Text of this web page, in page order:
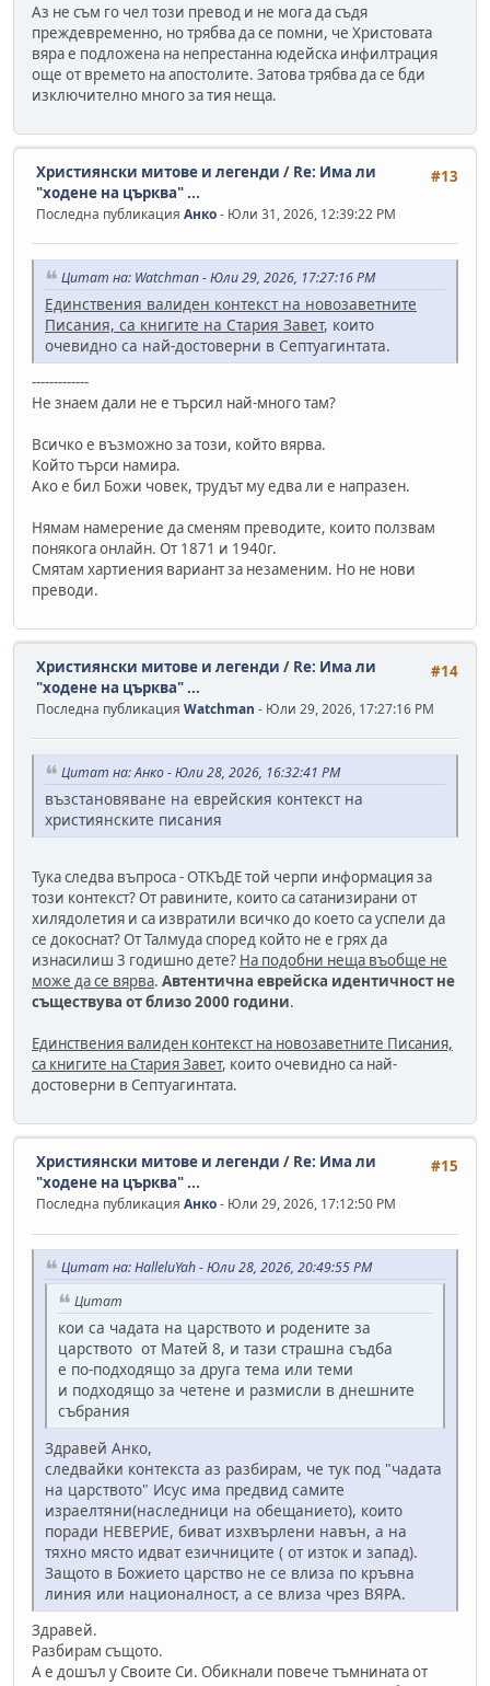
Аз не съм го чел този превод и не мога да съдя
преждевременно, но трябва да се помни, че Христовата
вяра е подложена на непрестанна юдейска инфилтрация
още от времето на апостолите. Затова трябва да се бди
изключително много за тия неща.
#13
Християнски митове и легенди / Re: Има ли
"ходене на църква" ...
Последна публикация Анко- Юли 31, 2026, 12:39:22 PM
Цитат на: Watchman - Юли 29, 2026, 17:27:16 PM
Единствения валиден контекст на новозаветните
Писания, са книгите на Стария Завет, които
очевидно са най-достоверни в Септуагинтата.
-------------
Не знаем дали не е търсил най-много там?
Всичко е възможно за този, който вярва.
Който търси намира.
Ако е бил Божи човек, трудът му едва ли е напразен.
Нямам намерение да сменям преводите, които ползвам
понякога онлайн. От 1871 и 1940г.
Смятам хартиения вариант за незаменим. Но не нови
преводи.
#14
Християнски митове и легенди / Re: Има ли
"ходене на църква" ...
Последна публикация Watchman - Юли 29, 2026, 17:27:16 PM
Цитат на: Анко - Юли 28, 2026, 16:32:41 PM
възстановяване на еврейския контекст на
християнските писания
Тука следва въпроса - ОТКЪДЕ той черпи информация за
този контекст? От равините, които са сатанизирани от
хилядолетия и са извратили всичко до което са успели да
се докоснат? От Талмуда според който не е грях да
изнасилиш 3 годишно дете? На подобни неща въобще не
може да се вярва. Автентична еврейска идентичност не
съществува от близо 2000 години.
Единствения валиден контекст на новозаветните Писания,
са книгите на Стария Завет, които очевидно са най-
достоверни в Септуагинтата.
#15
Християнски митове и легенди / Re: Има ли
"ходене на църква" ...
Последна публикация Анко- Юли 29, 2026, 17:12:50 PM
Цитат на: HalleluYah - Юли 28, 2026, 20:49:55 PM
Цитат
кои са чадата на царството и родените за
царството от Матей 8, и тази страшна съдба
е по-подходящо за друга тема или теми
и подходящо за четене и размисли в днешните
събрания
Здравей Анко,
следвайки контекста аз разбирам, че тук под "чадата
на царството" Исус има предвид самите
израелтяни(наследници на обещанието), които
поради НЕВЕРИЕ, биват изхвърлени навън, а на
тяхно място идват езичниците ( от изток и запад).
Защото в Божието царство не се влиза по кръвна
линия или националност, а се влиза чрез ВЯРА.
Здравей.
Разбирам същото.
А е дошъл у Своите Си. Обикнали повече тъмнината от